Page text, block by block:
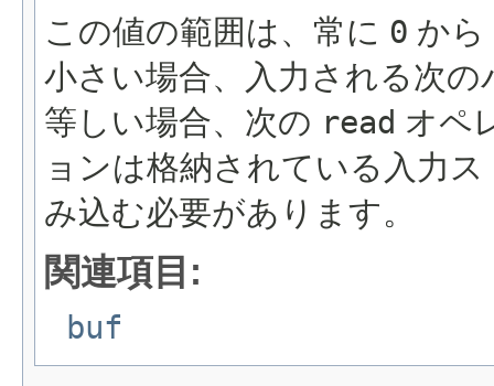
この値の範囲は、常に 0 から
小さい場合、入力される次
等しい場合、次の read オペ
ョンは格納されている入力
み込む必要があります。
関連項目:
buf